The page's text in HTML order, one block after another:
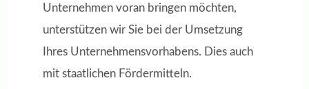
Unternehmen voran bringen möchten,
unterstützen wir Sie bei der Umsetzung
Ihres Unternehmensvorhabens. Dies auch
mit staatlichen Fördermitteln.